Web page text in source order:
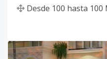
Desde 100 hasta 100